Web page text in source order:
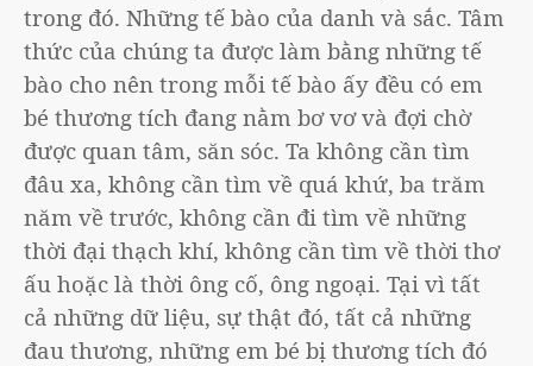
trong đó. Những tế bào của danh và sắc. Tâm
thức của chúng ta được làm bằng những tế
bào cho nên trong mỗi tế bào ấy đều có em
bé thương tích đang nằm bơ vơ và đợi chờ
được quan tâm, săn sóc. Ta không cần tìm
đâu xa, không cần tìm về quá khứ, ba trăm
năm về trước, không cần đi tìm về những
thời đại thạch khí, không cần tìm về thời thơ
ấu hoặc là thời ông cố, ông ngoại. Tại vì tất
cả những dữ liệu, sự thật đó, tất cả những
đau thương, những em bé bị thương tích đó